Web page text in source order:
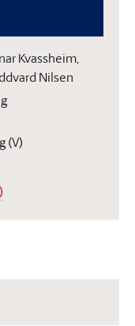
Kvassheim,
Nilsen
(V)